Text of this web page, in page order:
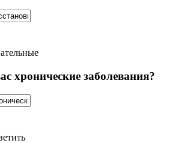
хронические заболевания?